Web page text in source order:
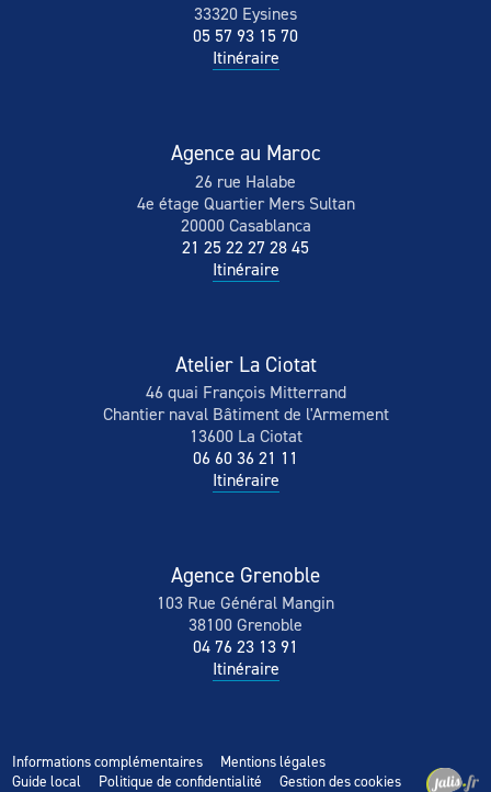
33320 Eysines
05 57 93 15 70
Itinéraire
Agence au Maroc
26 rue Halabe
4e étage Quartier Mers Sultan
20000 Casablanca
21 25 22 27 28 45
Itinéraire
Atelier La Ciotat
46 quai François Mitterrand
Chantier naval Bâtiment de l'Armement
13600 La Ciotat
06 60 36 21 11
Itinéraire
Agence Grenoble
103 Rue Général Mangin
38100 Grenoble
04 76 23 13 91
Itinéraire
Informations complémentaires
Mentions légales
Guide local
Politique de confidentialité Gestion des cookies